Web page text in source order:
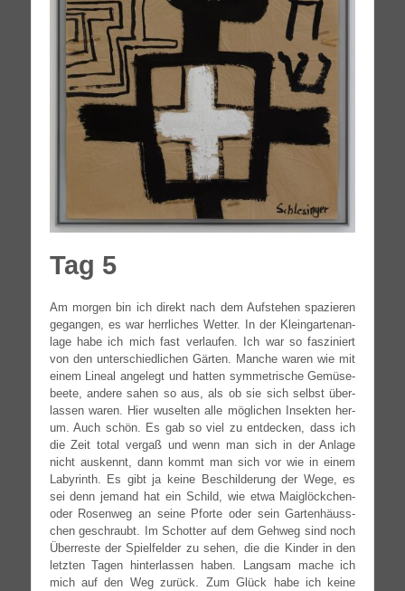
Tag 5
Am mor­gen bin ich direkt nach dem Auf­ste­hen spa­zie­ren
gegan­gen, es war herr­li­ches Wet­ter. In der Klein­gar­ten­an­
la­ge habe ich mich fast ver­lau­fen. Ich war so fas­zi­niert
von den unter­schied­li­chen Gär­ten. Man­che waren wie mit
einem Line­al ange­legt und hat­ten sym­me­tri­sche Gemü­se­
bee­te, ande­re sahen so aus, als ob sie sich selbst über­
las­sen waren. Hier wusel­ten alle mög­li­chen Insek­ten her­
um. Auch schön. Es gab so viel zu ent­de­cken, dass ich
die Zeit total ver­gaß und wenn man sich in der Anla­ge
nicht aus­kennt, dann kommt man sich vor wie in einem
Laby­rinth. Es gibt ja kei­ne Beschil­de­rung der Wege, es
sei denn jemand hat ein Schild, wie etwa Maiglöckchen-
oder Rosen­weg an sei­ne Pfor­te oder sein Gar­ten­häuss­
chen geschraubt. Im Schot­ter auf dem Geh­weg sind noch
Über­res­te der Spiel­fel­der zu sehen, die die Kin­der in den
letz­ten Tagen hin­ter­las­sen haben. Lang­sam mache ich
mich auf den Weg zurück. Zum Glück habe ich kei­ne